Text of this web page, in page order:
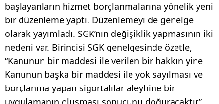
başlayanların hizmet borçlanmalarına yönelik yeni
bir düzenleme yaptı. Düzenlemeyi de genelge
olarak yayımladı. SGK’nın değişiklik yapmasının iki
nedeni var. Birincisi SGK genelgesinde özetle,
“Kanunun bir maddesi ile verilen bir hakkın yine
Kanunun başka bir maddesi ile yok sayılması ve
borçlanma yapan sigortalılar aleyhine bir